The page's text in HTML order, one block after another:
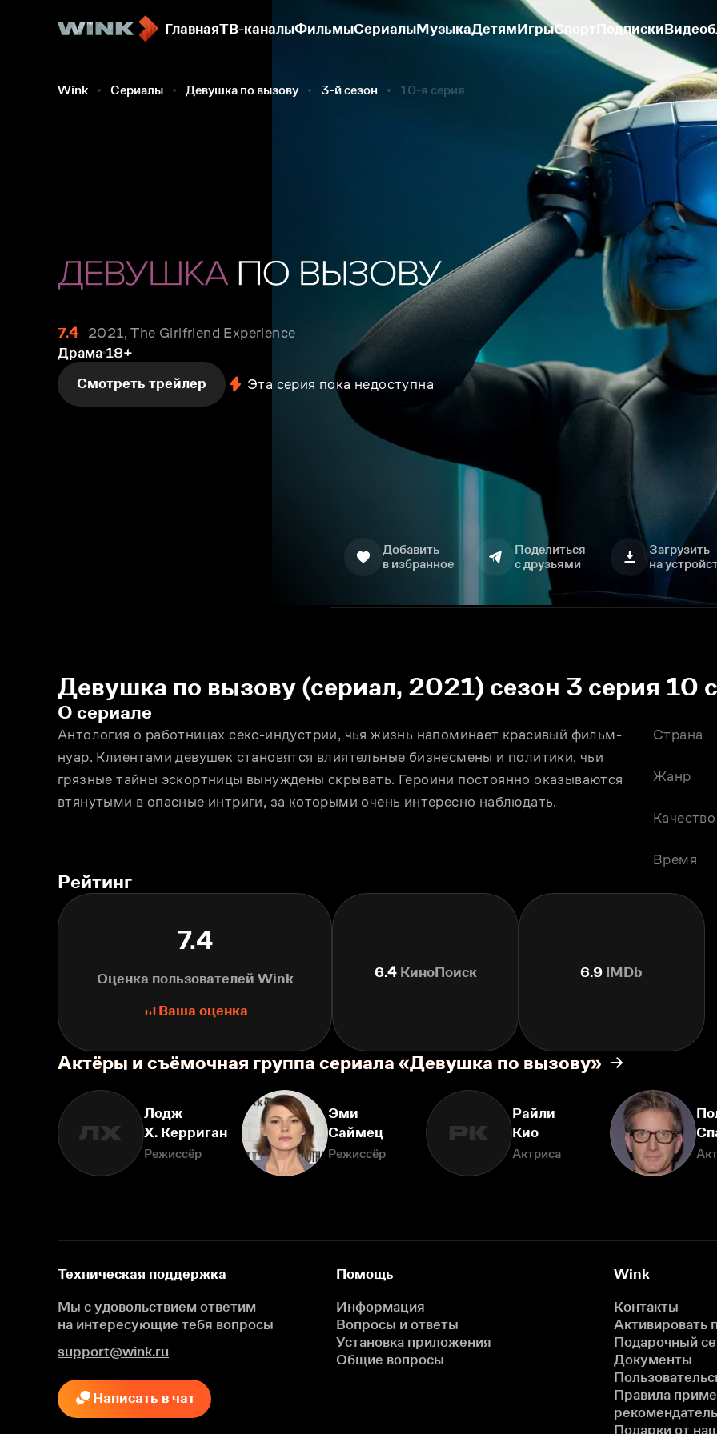
ГлавнаяТВ-каналыФильмыСериалыМузыкаДетямИгрыСпортПодписки
Wink Сериалы Девушка по вызову 3-й сезон 10-я серия
7.4
2021, The Girlfriend Experience
Драма 18+
Смотреть трейлер
Эта серия пока недоступна
Добавить
в избранное
Поделиться
с друзьями
Загрузить
на
Девушка по вызову (сериал, 2021) сезон 3 серия 10
О сериале
Антология о работницах секс-индустрии, чья жизнь напоминает красивый фильм-
нуар. Клиентами девушек становятся влиятельные бизнесмены и политики, чьи
грязные тайны эскортницы вынуждены скрывать. Героини постоянно оказываются
втянутыми в опасные интриги, за которыми очень интересно наблюдать.
Страна
Жанр
Качество
Время
Рейтинг
7.4
Оценка пользователей Wink
Ваша оценка
6.4КиноПоиск 6.9 IMDb
Актёры и съёмочная группа сериала «Девушка по вызову»
ЛХ
Лодж
Х. Керриган
Режиссёр
Эми
Саймец
Режиссёр
РК
Райли
Кио
Актриса
Техническая поддержка
Мы с удовольствием ответим
на интересующие тебя вопросы
support@wink.ru
Написать в чат
Помощь
Информация
Вопросы и ответы
Установка приложения
Общие вопросы
Wink
Контакты
Активировать
Подарочный
Документы
Правила
Подарки от